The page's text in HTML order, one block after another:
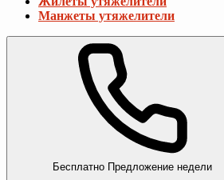
Манжеты утяжелители
Бесплатно Предложение недели